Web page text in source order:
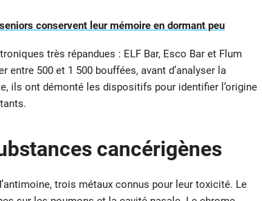
conservent leur mémoire en dormant peu
très répandues : ELF Bar, Esco Bar et Flum
500 et 1 500 bouffées, avant d’analyser la
ils ont démonté les dispositifs pour identifier l’origine
cancérigènes
trois métaux connus pour leur toxicité. Le